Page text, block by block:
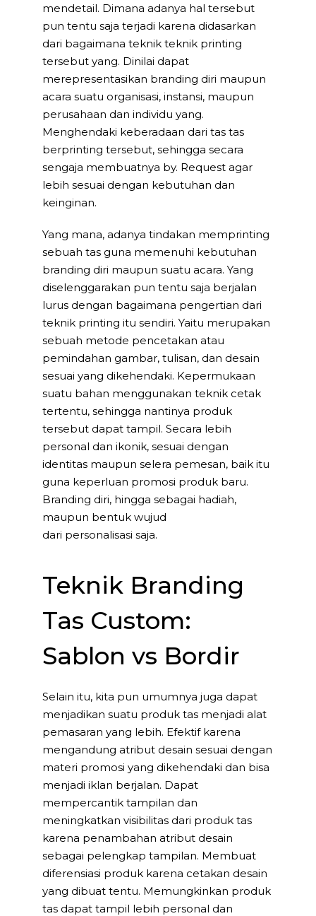
mendetail. Dimana adanya hal tersebut
pun tentu saja terjadi karena didasarkan
dari bagaimana teknik teknik printing
tersebut yang. Dinilai dapat
merepresentasikan branding diri maupun
acara suatu organisasi, instansi, maupun
perusahaan dan individu yang.
Menghendaki keberadaan dari tas tas
berprinting tersebut, sehingga secara
sengaja membuatnya by. Request agar
lebih sesuai dengan kebutuhan dan
keinginan.
Yang mana, adanya tindakan memprinting
sebuah tas guna memenuhi kebutuhan
branding diri maupun suatu acara. Yang
diselenggarakan pun tentu saja berjalan
lurus dengan bagaimana pengertian dari
teknik printing itu sendiri. Yaitu merupakan
sebuah metode pencetakan atau
pemindahan gambar, tulisan, dan desain
sesuai yang dikehendaki. Kepermukaan
suatu bahan menggunakan teknik cetak
tertentu, sehingga nantinya produk
tersebut dapat tampil. Secara lebih
personal dan ikonik, sesuai dengan
identitas maupun selera pemesan, baik itu
guna keperluan promosi produk baru.
Branding diri, hingga sebagai hadiah,
maupun bentuk wujud
dari personalisasi saja.
Teknik Branding
Tas Custom:
Sablon vs Bordir
Selain itu, kita pun umumnya juga dapat
menjadikan suatu produk tas menjadi alat
pemasaran yang lebih. Efektif karena
mengandung atribut desain sesuai dengan
materi promosi yang dikehendaki dan bisa
menjadi iklan berjalan. Dapat
mempercantik tampilan dan
meningkatkan visibilitas dari produk tas
karena penambahan atribut desain
sebagai pelengkap tampilan. Membuat
diferensiasi produk karena cetakan desain
yang dibuat tentu. Memungkinkan produk
tas dapat tampil lebih personal dan